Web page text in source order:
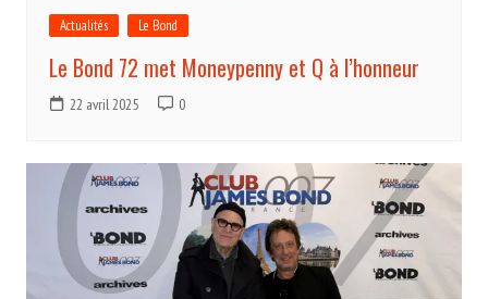
Actualités Le Bond
Le Bond 72 met Moneypenny et Q à l’honneur
22 avril 2025 0